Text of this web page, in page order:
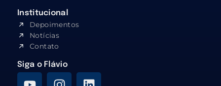
Institucional
Depoimentos
Notícias
Contato
Siga o Flávio